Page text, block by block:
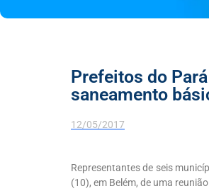
Prefeitos do
saneamento
12/05/2017
Representantes de seis
(10), em Belém, de uma